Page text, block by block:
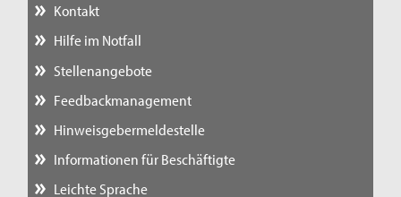
Kontakt
Hilfe im Notfall
Stellenangebote
Feedbackmanagement
Hinweisgebermeldestelle
Informationen für Beschäftigte
Leichte Sprache